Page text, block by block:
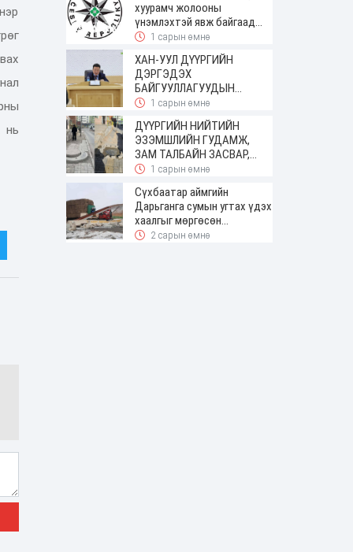
нь
хуурамч жолооны
үнэмлэхтэй явж байгаад
баригджээ
1 сарын өмнө
ХАН-УУЛ ДҮҮРГИЙН
ДЭРГЭДЭХ
БАЙГУУЛЛАГУУДЫН
УДИРДАХ АЖИЛТНЫ
ШУУРХАЙ ЗӨВЛӨГӨӨН
ЗОХИОН БАЙГУУЛАГДЛАА
1 сарын өмнө
ДҮҮРГИЙН НИЙТИЙН
ЭЗЭМШЛИЙН ГУДАМЖ,
ЗАМ ТАЛБАЙН ЗАСВАР,
ШИНЭЧЛЭЛТИЙН АЖИЛ
1 сарын өмнө
Сүхбаатар аймгийн
Дарьганга сумын угтах үдэх
хаалгыг мөргөсөн
жолоочоос 150 сая төгрөг
2 сарын өмнө